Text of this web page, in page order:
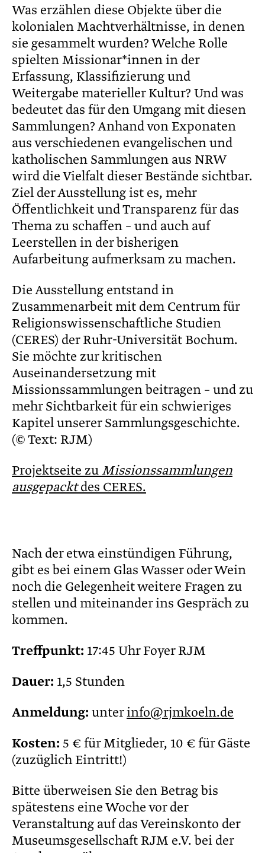
Was erzählen diese Objekte über die
kolonialen Machtverhältnisse, in denen
sie gesammelt wurden? Welche Rolle
spielten Missionar*innen in der
Erfassung, Klassifizierung und
Weitergabe materieller Kultur? Und was
bedeutet das für den Umgang mit diesen
Sammlungen? Anhand von Exponaten
aus verschiedenen evangelischen und
katholischen Sammlungen aus NRW
wird die Vielfalt dieser Bestände sichtbar.
Ziel der Ausstellung ist es, mehr
Öffentlichkeit und Transparenz für das
Thema zu schaffen – und auch auf
Leerstellen in der bisherigen
Aufarbeitung aufmerksam zu machen.
Die Ausstellung entstand in
Zusammenarbeit mit dem Centrum für
Religionswissenschaftliche Studien
(CERES) der Ruhr-Universität Bochum.
Sie möchte zur kritischen
Auseinandersetzung mit
Missionssammlungen beitragen – und zu
mehr Sichtbarkeit für ein schwieriges
Kapitel unserer Sammlungsgeschichte.
(© Text: RJM)
Projektseite zuMissionssammlungen
ausgepacktdes CERES.
Nach der etwa einstündigen Führung,
gibt es bei einem Glas Wasser oder Wein
noch die Gelegenheit weitere Fragen zu
stellen und miteinander ins Gespräch zu
kommen.
Treffpunkt: 17:45 Uhr Foyer RJM
Dauer: 1,5 Stunden
Anmeldung: unterinfo@rjmkoeln.de
Kosten: 5 € für Mitglieder, 10 € für Gäste
(zuzüglich Eintritt!)
Bitte überweisen Sie den Betrag bis
spätestens eine Woche vor der
Veranstaltung auf das Vereinskonto der
Museumsgesellschaft RJM e.V. bei der